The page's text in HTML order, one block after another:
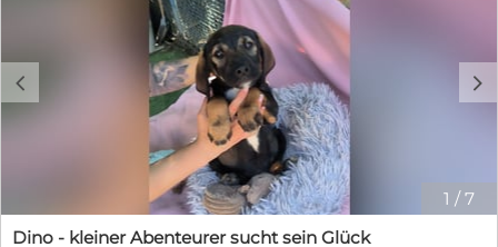
1 /7
c d
Dino - kleiner Abenteurer sucht sein Glück